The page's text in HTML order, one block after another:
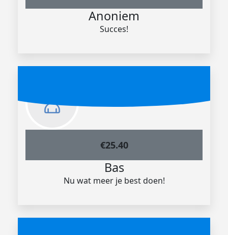
Anoniem
Succes!
€25.40
Bas
Nu wat meer je best doen!